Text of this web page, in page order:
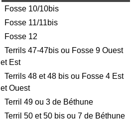
Fosse 10/10bis
Fosse 11/11bis
Fosse 12
Terrils 47-47bis ou Fosse 9 Ouest
et Est
Terrils 48 et 48 bis ou Fosse 4 Est
et Ouest
Terril 49 ou 3 de Béthune
Terril 50 et 50 bis ou 7 de Béthune